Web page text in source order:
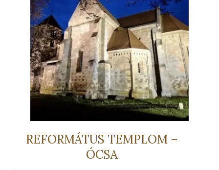
REFORMÁTUS TEMPLOM –
ÓCSA